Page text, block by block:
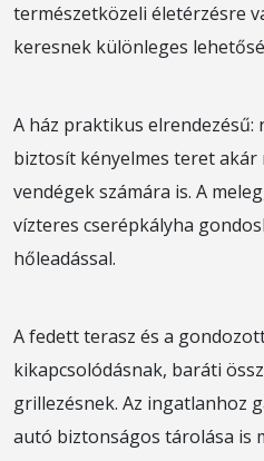
természetközeli életérzésre
keresnek különleges
A ház praktikus elrendezésű:
biztosít kényelmes teret akár
vendégek számára is. A
vízteres cserépkályha
hőleadással.
A fedett terasz és a
kikapcsolódásnak, baráti
grillezésnek. Az ingatlanhoz
autó biztonságos tárolása is